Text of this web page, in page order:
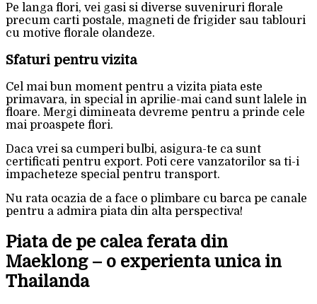
Pe langa flori, vei gasi si diverse suveniruri florale
precum carti postale, magneti de frigider sau tablouri
cu motive florale olandeze.
Sfaturi pentru vizita
Cel mai bun moment pentru a vizita piata este
primavara, in special in aprilie-mai cand sunt lalele in
floare. Mergi dimineata devreme pentru a prinde cele
mai proaspete flori.
Daca vrei sa cumperi bulbi, asigura-te ca sunt
certificati pentru export. Poti cere vanzatorilor sa ti-i
impacheteze special pentru transport.
Nu rata ocazia de a face o plimbare cu barca pe canale
pentru a admira piata din alta perspectiva!
Piata de pe calea ferata din
Maeklong – o experienta unica in
Thailanda